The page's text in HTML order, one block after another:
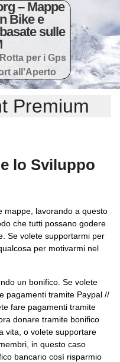
– Mappe
Bike e
sulle
per i Gps
all'Aperto
Premium
lo Sviluppo
mappe, lavorando a questo
che tutti possano godere
Se volete supportarmi per
per motivarmi nel
un bonifico. Se volete
pagamenti tramite Paypal //
fare pagamenti tramite
donare tramite bonifico
vita, o volete supportare
in questo caso
bancario così risparmio